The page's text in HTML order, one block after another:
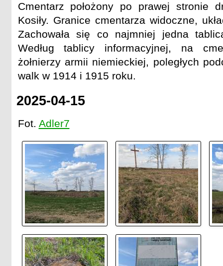
Cmentarz położony po prawej stronie
Kosiły. Granice cmentarza widoczne,
Zachowała się co najmniej jedna
Według tablicy informacyjnej, na
żołnierzy armii niemieckiej, poległych
walk w 1914 i 1915 roku.
2025-04-15
Fot. Adler7